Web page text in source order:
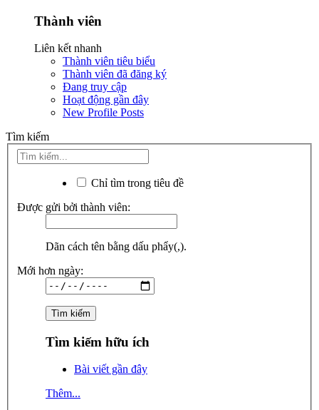
Thành viên
Liên kết nhanh
Thành viên tiêu biểu
Thành viên đã đăng ký
Đang truy cập
Hoạt động gần đây
New Profile Posts
Tìm kiếm
Chỉ tìm trong tiêu đề
Được gửi bởi thành viên:
Dãn cách tên bằng dấu phẩy(,).
Mới hơn ngày:
Tìm kiếm hữu ích
Bài viết gần đây
Thêm...